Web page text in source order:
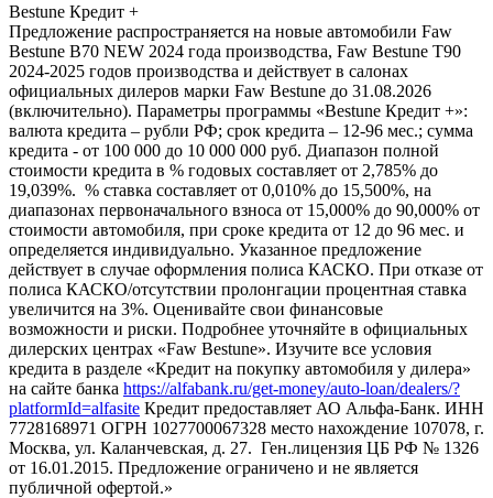
Bestune Кредит +
Предложение распространяется на новые автомобили Faw
Bestune B70 NEW 2024 года производства, Faw Bestune T90
2024-2025 годов производства и действует в салонах
официальных дилеров марки Faw Bestune до 31.08.2026
(включительно). Параметры программы «Bestune Кредит +»:
валюта кредита – рубли РФ; срок кредита – 12-96 мес.; сумма
кредита - от 100 000 до 10 000 000 руб. Диапазон полной
стоимости кредита в % годовых составляет от 2,785% до
19,039%. % ставка составляет от 0,010% до 15,500%, на
диапазонах первоначального взноса от 15,000% до 90,000% от
стоимости автомобиля, при сроке кредита от 12 до 96 мес. и
определяется индивидуально. Указанное предложение
действует в случае оформления полиса КАСКО. При отказе от
полиса КАСКО/отсутствии пролонгации процентная ставка
увеличится на 3%. Оценивайте свои финансовые
возможности и риски. Подробнее уточняйте в официальных
дилерских центрах «Faw Bestune». Изучите все условия
кредита в разделе «Кредит на покупку автомобиля у дилера»
на сайте банка https://alfabank.ru/get-money/auto-loan/dealers/?
platformId=alfasite Кредит предоставляет АО Альфа-Банк. ИНН
7728168971 ОГРН 1027700067328 место нахождение 107078, г.
Москва, ул. Каланчевская, д. 27. Ген.лицензия ЦБ РФ № 1326
от 16.01.2015. Предложение ограничено и не является
публичной офертой.»